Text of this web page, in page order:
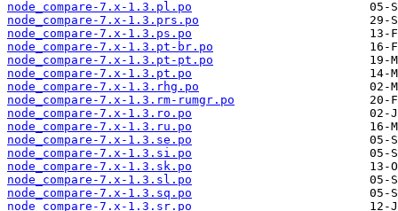
node_compare-7.x-1.3.pl.po
node_compare-7.x-1.3.prs.po
node_compare-7.x-1.3.ps.po
node_compare-7.x-1.3.pt-br.po
node_compare-7.x-1.3.pt-pt.po
node_compare-7.x-1.3.pt.po
node_compare-7.x-1.3.rhg.po
node_compare-7.x-1.3.rm-rumgr.po
node_compare-7.x-1.3.ro.po
node_compare-7.x-1.3.ru.po
node_compare-7.x-1.3.se.po
node_compare-7.x-1.3.si.po
node_compare-7.x-1.3.sk.po
node_compare-7.x-1.3.sl.po
node_compare-7.x-1.3.sq.po
node_compare-7.x-1.3.sr.po